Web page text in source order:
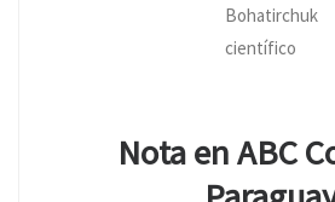
Bohatirchuk
científico
Nota en ABC